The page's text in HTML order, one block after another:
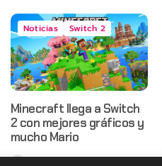
Noticias Switch 2
Minecraft llega a Switch
2 con mejores gráficos y
mucho Mario